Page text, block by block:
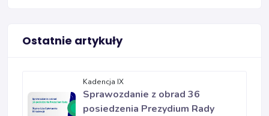
Ostatnie artykuły
Kadencja IX
Sprawozdanie z obrad 36
posiedzenia Prezydium Rady